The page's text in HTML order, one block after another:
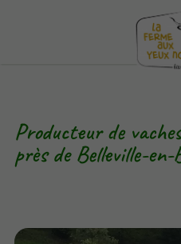
Producteur de
près de Belleville-en-